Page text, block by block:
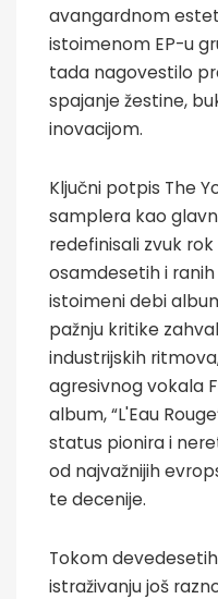
avangardnom
istoimenom EP-u
tada nagovestilo
spajanje žestine,
inovacijom.
Ključni potpis The
samplera kao
redefinisali zvuk
osamdesetih i
istoimeni debi
pažnju kritike
industrijskih
agresivnog vokala
album, “L'Eau
status pionira i
od najvažnijih
te decenije.
Tokom
istraživanju još